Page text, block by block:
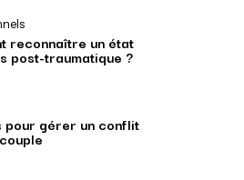
reconnaître un état
post-traumatique ?
pour gérer un conflit